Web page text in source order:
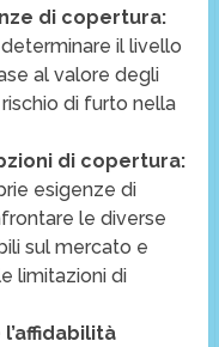
di copertura:
il livello
al valore degli
di furto nella
di copertura:
esigenze di
le diverse
sul mercato e
limitazioni di